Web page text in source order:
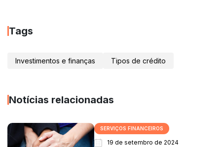
Tags
Investimentos e finanças Tipos de crédito
Notícias relacionadas
SERVIÇOS FINANCEIROS
19 de setembro de 2024